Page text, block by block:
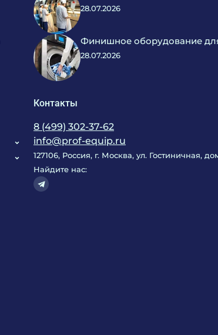
28.07.2026
Финишное оборудование
28.07.2026
Контакты
8 (499) 302-37-62
info@prof-equip.ru
127106, Россия, г. Москва, ул. Гостиничная,
Найдите нас: